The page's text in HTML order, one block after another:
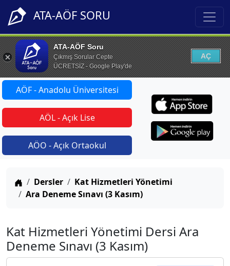
ATA-AÖF SORU
ATA-AÖF Soru
Çıkmış Sorular Cepte
ÜCRETSİZ - Google Play'de
AÇ
AÖF - Anadolu Üniversitesi
AÖL - Açık Lise
AÖO - Açık Ortaokul
Anasayfa
Dersler
Kat Hizmetleri Yönetimi
Ara Deneme Sınavı (3 Kasım)
Kat Hizmetleri Yönetimi Dersi Ara
Deneme Sınavı (3 Kasım)